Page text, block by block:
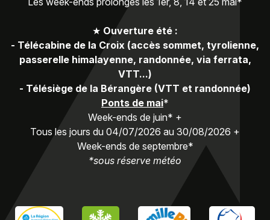
★ Ouverture été :
- Télécabine de la Croix (accès sommet, tyrolienne,
passerelle himalayenne, randonnée, via ferrata,
VTT...)
- Télésiège de la Bérangère (VTT et randonnée)
Ponts de mai*
Week-ends de juin* +
Tous les jours du 04/07/2026 au 30/08/2026 +
Week-ends de septembre*
*sous réserve météo